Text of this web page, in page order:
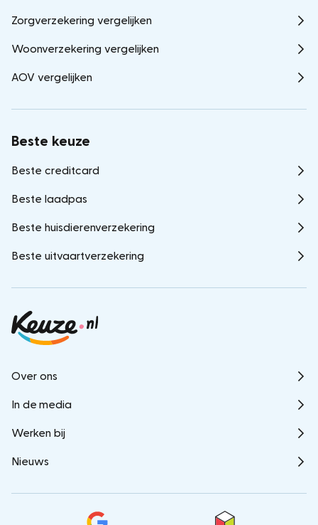
Over ons
In de media
Werken bij
Nieuws
Zorgverzekering vergelijken
Woonverzekering vergelijken
AOV vergelijken
Beste keuze
Beste creditcard
Beste laadpas
Beste huisdierenverzekering
Beste uitvaartverzekering